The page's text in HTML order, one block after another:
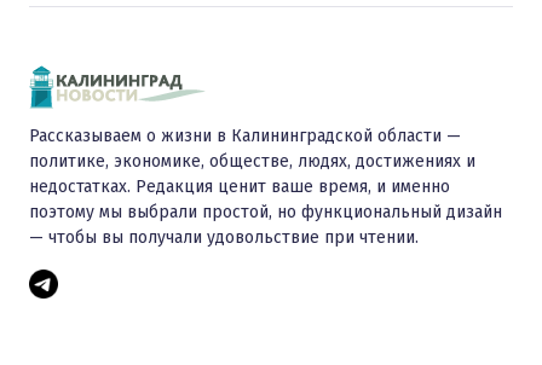
Рассказываем о жизни в Калининградской области —
политике, экономике, обществе, людях, достижениях и
недостатках. Редакция ценит ваше время, и именно
поэтому мы выбрали простой, но функциональный дизайн
— чтобы вы получали удовольствие при чтении.